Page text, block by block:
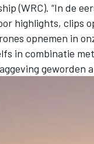
(WRC). “In de
highlights, clips
opnemen in
in combinatie
geworden